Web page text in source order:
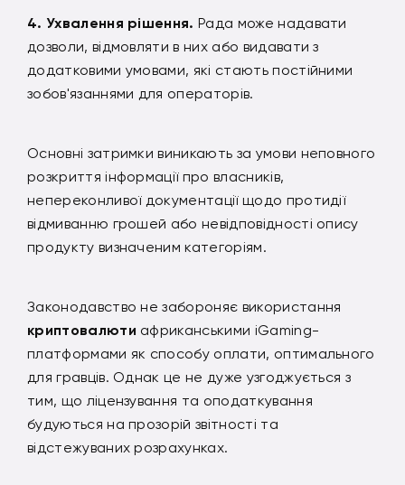
Ухвалення рішення. Рада може надавати
дозволи, відмовляти в них або видавати з
додатковими умовами, які стають постійними
зобов'язаннями для операторів.
Основні затримки виникають за умови неповного
розкриття інформації про власників,
непереконливої ​​документації щодо протидії
відмиванню грошей або невідповідності опису
продукту визначеним категоріям.
Законодавство не забороняє використання
криптовалюти африканськими iGaming-
платформами як способу оплати, оптимального
для гравців. Однак це не дуже узгоджується з
тим, що ліцензування та оподаткування
будуються на прозорій звітності та
відстежуваних розрахунках.